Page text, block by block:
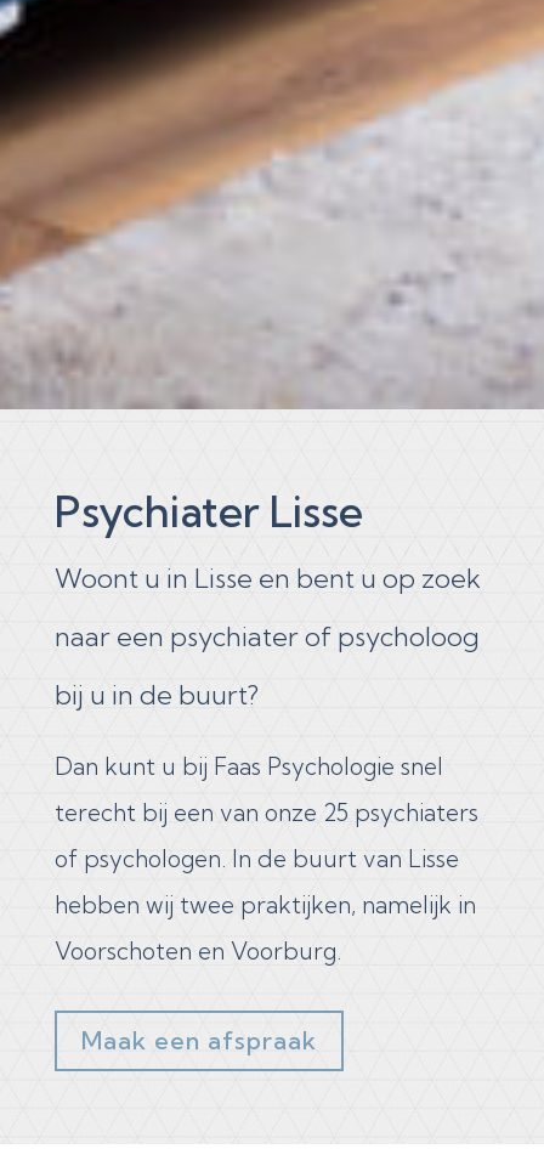
Psychiater Lisse
Woont u in Lisse en bent u op zoek
naar een psychiater of psycholoog
bij u in de buurt?
Dan kunt u bij Faas Psychologie snel
terecht bij een van onze 25 psychiaters
of psychologen. In de buurt van Lisse
hebben wij twee praktijken, namelijk in
Voorschoten en Voorburg.
Maak een afspraak